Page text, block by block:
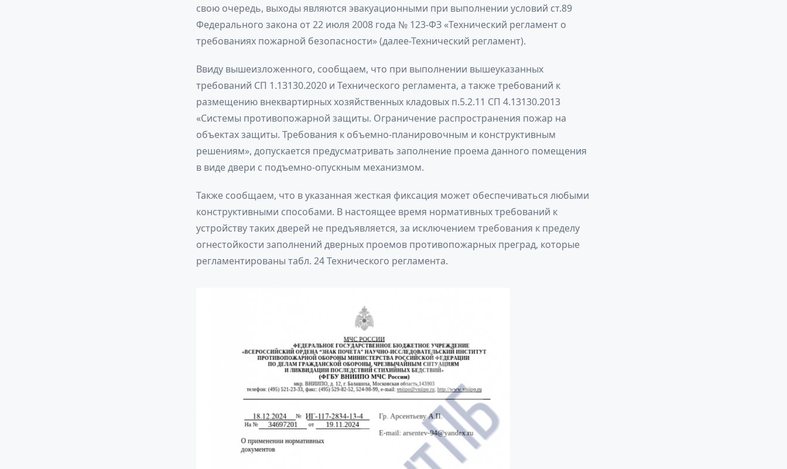
свою очередь, выходы являются эвакуационными при выполнении условий ст.89
Федерального закона от 22 июля 2008 года № 123-ФЗ «Технический регламент о
требованиях пожарной безопасности» (далее-Технический регламент).
Ввиду вышеизложенного, сообщаем, что при выполнении вышеуказанных
требований СП 1.13130.2020 и Технического регламента, а также требований к
размещению внеквартирных хозяйственных кладовых п.5.2.11 СП 4.13130.2013
«Системы противопожарной защиты. Ограничение распространения пожар на
объектах защиты. Требования к объемно-планировочным и конструктивным
решениям», допускается предусматривать заполнение проема данного помещения
в виде двери с подъемно-опускным механизмом.
Также сообщаем, что в указанная жесткая фиксация может обеспечиваться любыми
конструктивными способами. В настоящее время нормативных требований к
устройству таких дверей не предъявляется, за исключением требования к пределу
огнестойкости заполнений дверных проемов противопожарных преград, которые
регламентированы табл. 24 Технического регламента.